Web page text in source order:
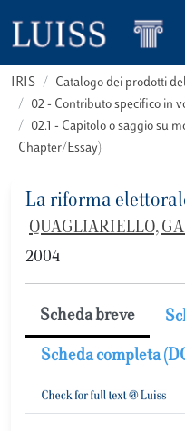
IRIS
Catalogo dei prodotti
02 - Contributo specifico in
02.1 - Capitolo o saggio su
Chapter/Essay)
La riforma
QUAGLIARIELLO,
2004
Scheda breve
Scheda completa